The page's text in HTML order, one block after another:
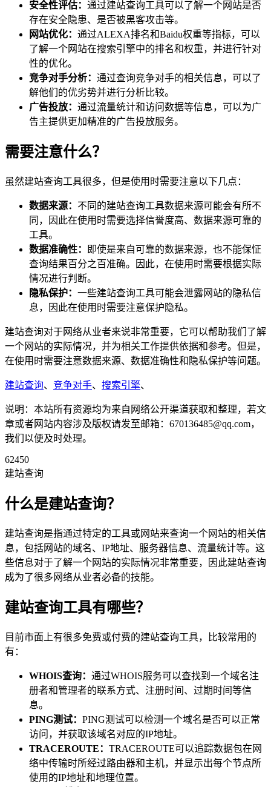
安全性评估： 通过建站查询工具可以了解一个网站是否
存在安全隐患、是否被黑客攻击等。
网站优化： 通过ALEXA排名和Baidu权重等指标，可以
了解一个网站在搜索引擎中的排名和权重，并进行针对
性的优化。
竞争对手分析： 通过查询竞争对手的相关信息，可以了
解他们的优劣势并进行分析比较。
广告投放： 通过流量统计和访问数据等信息，可以为广
告主提供更加精准的广告投放服务。
需要注意什么？
虽然建站查询工具很多，但是使用时需要注意以下几点：
数据来源： 不同的建站查询工具数据来源可能会有所不
同，因此在使用时需要选择信誉度高、数据来源可靠的
工具。
数据准确性：
即使是来自可靠的数据来源，也不能保怔
查询结果百分之百准确。因此，在使用时需要根据实际
情况进行判断。
隐私保护： 一些建站查询工具可能会泄露网站的隐私信
息，因此在使用时需要注意保护隐私。
建站查询对于网络从业者来说非常重要，它可以帮助我们了解
一个网站的实际情况，并为相关工作提供依据和参考。但是，
在使用时需要注意数据来源、数据准确性和隐私保护等问题。
建站查询、 竞争对手、 搜索引擎、
说明：本站所有资源均为来自网络公开渠道获取和整理，若文
章或者网站内容涉及版权请发至邮箱：670136485@qq.com，
我们以便及时处理。
62450
建站查询
什么是建站查询？
建站查询是指通过特定的工具或网站来查询一个网站的相关信
息，包括网站的域名、IP地址、服务器信息、流量统计等。这
些信息对于了解一个网站的实际情况非常重要，因此建站查询
成为了很多网络从业者必备的技能。
建站查询工具有哪些？
目前市面上有很多免费或付费的建站查询工具，比较常用的
有：
WHOIS查询： 通过WHOIS服务可以查找到一个域名注
册者和管理者的联系方式、注册时间、过期时间等信
息。
PING测试： PING测试可以检测一个域名是否可以正常
访问，并获取该域名对应的IP地址。
TRACEROUTE： TRACEROUTE可以追踪数据包在网
络中传输时所经过路由器和主机，并显示出每个节点所
使用的IP地址和地理位置。